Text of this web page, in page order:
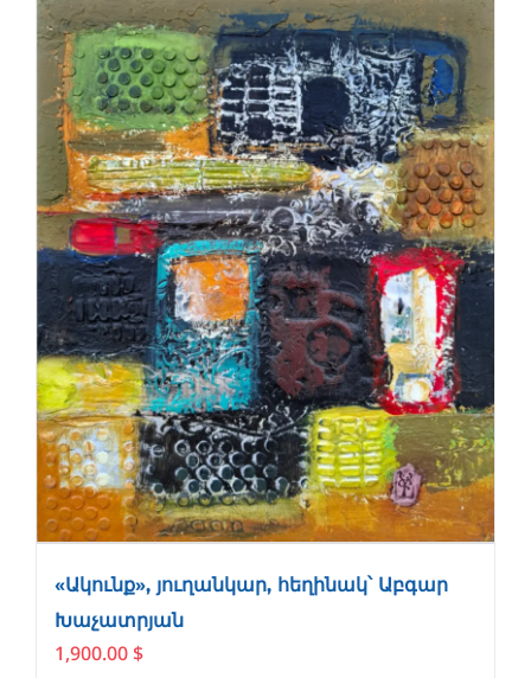
«Ակունք», յուղանկար, հեղինակ՝ Աբգար
Խաչատրյան
1,900.00 $